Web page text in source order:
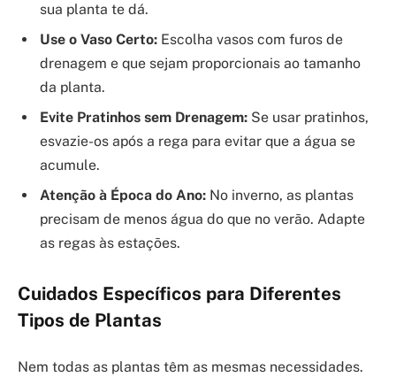
sua planta te dá.
Use o Vaso Certo: Escolha vasos com furos de
drenagem e que sejam proporcionais ao tamanho
da planta.
Evite Pratinhos sem Drenagem: Se usar pratinhos,
esvazie-os após a rega para evitar que a água se
acumule.
Atenção à Época do Ano: No inverno, as plantas
precisam de menos água do que no verão. Adapte
as regas às estações.
Cuidados Específicos para Diferentes
Tipos de Plantas
Nem todas as plantas têm as mesmas necessidades.